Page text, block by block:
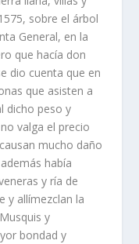
sobre el árbol
General, en la
que hacía don
dio cuenta que en
que asisten a
dicho peso y
valga el precio
mucho daño
había
y ría de
y allímezclan la
y
bondad y